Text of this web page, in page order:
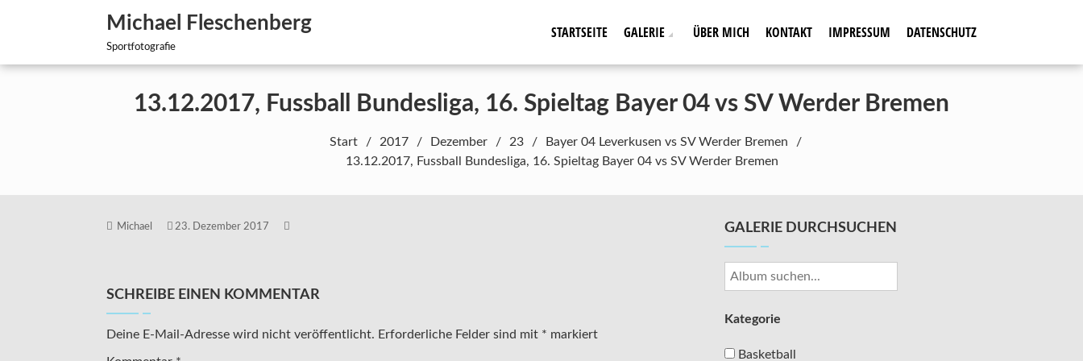
Michael Fleschenberg
Sportfotografie
STARTSEITE GALERIE ÜBER MICH KONTAKT IMPRESSUM DATENSCHUTZ
13.12.2017, Fussball Bundesliga, 16. Spieltag Bayer 04 vs SV Werder Bremen
Start 2017 Dezember 23
Bayer 04 Leverkusen vs SV Werder Bremen
13.12.2017, Fussball Bundesliga, 16. Spieltag Bayer 04 vs SV Werder Bremen
Michael 23. Dezember 2017
SCHREIBE EINEN KOMMENTAR
Deine E-Mail-Adresse wird nicht veröffentlicht. Erforderliche Felder sind mit * markiert
GALERIE DURCHSUCHEN
Kategorie
Basketball